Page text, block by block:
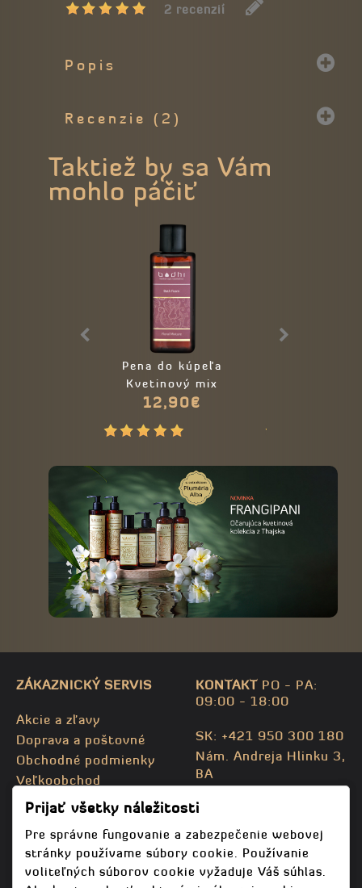
2 recenzií
Popis
Recenzie (2)
Taktiež by sa Vám
mohlo páčiť
Pena do kúpeľa
Kvetinový mix
12,90€
ZÁKAZNICKÝ SERVIS
Akcie a zľavy
Doprava a poštovné
Obchodné podmienky
Veľkoobchod
Kontaktujte nás
Mapa stránky
KONTAKTPO - PA:
09:00 - 18:00
SK: +421 950 300 180
Nám. Andreja Hlinku 3,
BA
info@bodhispa.sk
info@bodhi.cz
Prijať všetky náležitosti
Pre správne fungovanie a zabezpečenie webovej
stránky používame súbory cookie. Používanie
voliteľných súborov cookie vyžaduje Váš súhlas.